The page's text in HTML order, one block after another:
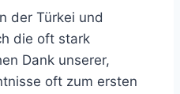
der Türkei und
die oft stark
Dank unserer,
oft zum ersten